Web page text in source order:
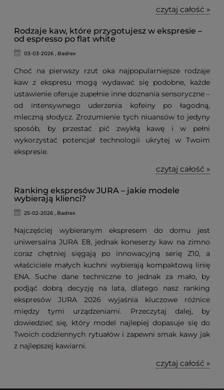
czytaj całość »
Rodzaje kaw, które przygotujesz w ekspresie –
od espresso po flat white
03-03-2026 , Badrex
Choć na pierwszy rzut oka najpopularniejsze rodzaje
kaw z ekspresu mogą wydawać się podobne, każde
ustawienie oferuje zupełnie inne doznania sensoryczne –
od intensywnego uderzenia kofeiny po łagodną,
mleczną słodycz. Zrozumienie tych niuansów to jedyny
sposób, by przestać pić zwykłą kawę i w pełni
wykorzystać potencjał technologii ukrytej w Twoim
ekspresie.
czytaj całość »
Ranking ekspresów JURA – jakie modele
wybierają klienci?
25-02-2026 , Badrex
Najczęściej wybieranym ekspresem do domu jest
uniwersalna JURA E8, jednak koneserzy kaw na zimno
coraz chętniej sięgają po innowacyjną serię Z10, a
właściciele małych kuchni wybierają kompaktową linię
ENA. Suche dane techniczne to jednak za mało, by
podjąć dobrą decyzję na lata, dlatego nasz ranking
ekspresów JURA 2026 wyjaśnia kluczowe różnice
między tymi urządzeniami. Przeczytaj dalej, by
dowiedzieć się, który model najlepiej dopasuje się do
Twoich codziennych rytuałów i zapewni smak kawy jak
z najlepszej kawiarni.
czytaj całość »